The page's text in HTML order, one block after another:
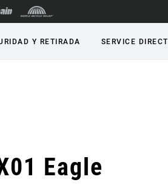
Y RETIRADA SERVICE DIRECT
Eagle